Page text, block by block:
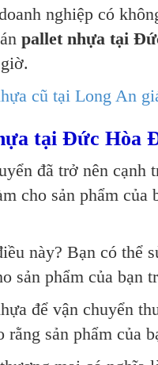
nghiệp có
pallet nhựa tại
cũ tại Long An
tại Đức Hòa
đã trở nên
cho sản phẩm
này? Bạn có thể
sản phẩm của bạn
để vận chuyển
sản phẩm của